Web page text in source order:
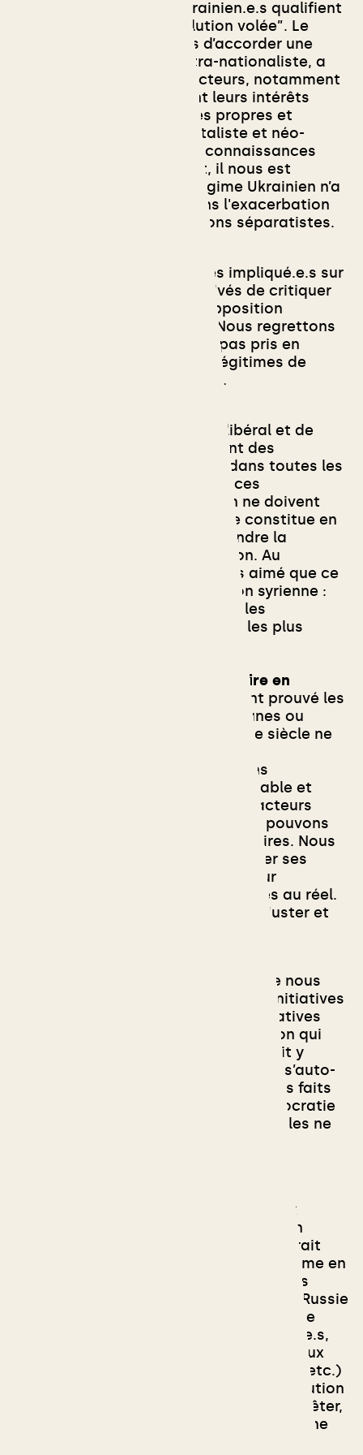
certain.e.s activistes Ukrainien.e.s qualifient
l'après-maïdan de “révolution volée”. Le
régime Ukrainien, en plus d’accorder une
place importante aux ultra-nationaliste, a
été reconstruit par des acteurs, notamment
des oligarques, défendant leurs intérêts
économiques et politiques propres et
étendant un modèle capitaliste et néo-
libéral inégalitaire. Si nos connaissances
restent limitées à ce sujet, il nous est
difficile de croire que le régime Ukrainien n’a
aucune responsabilité dans l'exacerbation
des tensions avec les régions séparatistes.
En Syrie, les révolutionnaires impliqué.e.s sur
le terrain ne sont en rien privés de critiquer
violemment les choix de l’opposition
politique réunie à Istanbul. Nous regrettons
encore son choix de n’avoir pas pris en
compte les revendications légitimes de
minorités comme les Kurdes.
La présence d’un régime néolibéral et de
composantes fascisantes sont des
ingrédients que l’on retrouve dans toutes les
démocraties occidentales. Si ces
adversaires de l'émancipation ne doivent
pas être sous-estimés, cela ne constitue en
rien une raison de ne pas défendre la
résistance populaire à l’invasion. Au
contraire, comme nous aurions aimé que ce
soit le cas pendant la révolution syrienne :
nous vous appelons à soutenir les
composantes auto-organisées les plus
9. Soutenir la résistance populaire en
Comme l’ont prouvé les
révolutions arabes, les gilets jaunes ou
Maïdan, les soulèvements du XXIe siècle ne
idéologiquement. Si nous pouvons
comprendre qu’il est plus confortable et
galvanisant de s’identifier à des acteurs
puissants (et victorieux), nous ne pouvons
pas trahir nos principes élémentaires. Nous
invitons la gauche radicale à retirer ses
vieilles lunettes conceptuelles pour
confronter ses positions théoriques au réel.
C'est toujours le réel qui doit les ajuster et
C’est pour ces raisons qu’en Ukraine nous
appelons à soutenir en priorité les initiatives
qui proviennent de la base : les initiatives
d’auto-défense et d’auto-organisation qui
fleurissent actuellement. On pourrait y
découvrir que souvent, des gens qui s’auto-
organisent peuvent défendre dans les faits
les conceptions radicales de la démocratie
et de la justice sociale. Même si ils.elles ne
omme l’appellent de nombreux
, nous pensons qu’un
soulèvement populaire en Russie pourrait
contribuer à faire cesser la guerre comme en
1905 et en 1917. Quand nous découvrons
l’ampleur de la répression à l'œuvre en Russie
depuis le début de la guerre (dizaines de
milliers de manifestant.e.s emprisonné.e.s,
censure des médias, coupure des réseaux
sociaux et peut-être bientôt d’internet, etc.)
comment ne pas souhaiter qu’une révolution
aboutisse à la chute du régime. Pour arrêter,
une fois pour toutes, les crimes de Poutine